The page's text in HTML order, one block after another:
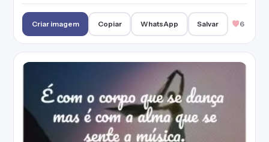
Criar imagem Copiar WhatsApp Salvar 6